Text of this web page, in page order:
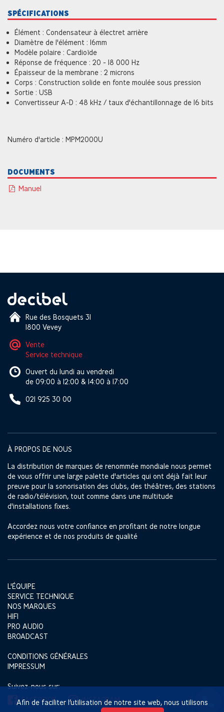
Afin de faciliter l’utilisation de notre site web, nous utilisons
SPÉCIFICATIONS
Élément : Condensateur à électret arrière
Diamètre de l'élément : 16mm
Modèle polaire : Cardioïde
Réponse de fréquence : 20 - 18 000 Hz
Épaisseur de la membrane : 2 microns
Corps : Construction solide en fonte moulée sous pression
Sortie : USB
Convertisseur A-D : 48 kHz / taux d'échantillonnage de 16 bits
Numéro d'article : MPM2000U
DOCUMENTS
Manuel
Rue des Bosquets 31
1800 Vevey
Vente
Service technique
Ouvert du lundi au vendredi
de 09:00 à 12:00 & 14:00 à 17:00
021 925 30 00
À PROPOS DE NOUS
La distribution de marques de renommée mondiale nous permet
de vous offrir une large palette d'articles qui ont déjà fait leur
preuve pour la sonorisation des clubs, des théâtres, des stations
de radio/télévision, tout comme dans une multitude
d'installations fixes.
Accordez nous votre confiance en profitant de notre longue
expérience et de nos produits de qualité
L'ÉQUIPE
SERVICE TECHNIQUE
NOS MARQUES
HIFI
PRO AUDIO
BROADCAST
CONDITIONS GÉNÉRALES
IMPRESSUM
Suivez-nous sur:
FACEBOOK
INSTAGRAM